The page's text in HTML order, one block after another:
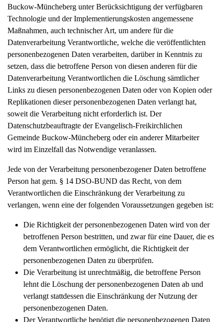
Buckow-Müncheberg unter Berücksichtigung der verfügbaren
Technologie und der Implementierungskosten angemessene
Maßnahmen, auch technischer Art, um andere für die
Datenverarbeitung Verantwortliche, welche die veröffentlichten
personenbezogenen Daten verarbeiten, darüber in Kenntnis zu
setzen, dass die betroffene Person von diesen anderen für die
Datenverarbeitung Verantwortlichen die Löschung sämtlicher
Links zu diesen personenbezogenen Daten oder von Kopien oder
Replikationen dieser personenbezogenen Daten verlangt hat,
soweit die Verarbeitung nicht erforderlich ist. Der
Datenschutzbeauftragte der Evangelisch-Freikirchlichen
Gemeinde Buckow-Müncheberg oder ein anderer Mitarbeiter
wird im Einzelfall das Notwendige veranlassen.
Jede von der Verarbeitung personenbezogener Daten betroffene
Person hat gem. § 14 DSO-BUND das Recht, von dem
Verantwortlichen die Einschränkung der Verarbeitung zu
verlangen, wenn eine der folgenden Voraussetzungen gegeben ist:
Die Richtigkeit der personenbezogenen Daten wird von der
betroffenen Person bestritten, und zwar für eine Dauer, die es
dem Verantwortlichen ermöglicht, die Richtigkeit der
personenbezogenen Daten zu überprüfen.
Die Verarbeitung ist unrechtmäßig, die betroffene Person
lehnt die Löschung der personenbezogenen Daten ab und
verlangt stattdessen die Einschränkung der Nutzung der
personenbezogenen Daten.
Der Verantwortliche benötigt die personenbezogenen Daten